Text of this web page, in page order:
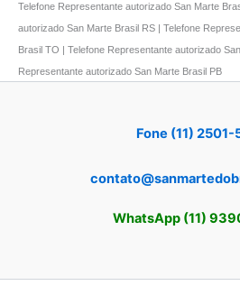
Telefone Representante autorizado San Marte
autorizado San Marte Brasil RS | Telefone
Brasil TO | Telefone Representante autorizado
Representante autorizado San Marte Brasil PB
Fone (11)
WhatsApp (11)